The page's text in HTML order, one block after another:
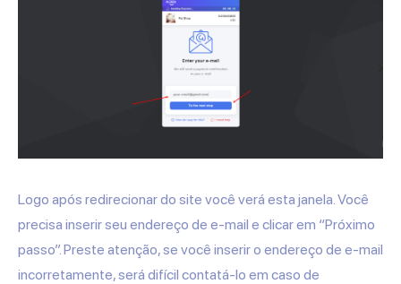
Logo após redirecionar do site você verá esta janela. Você
precisa inserir seu endereço de e-mail e clicar em “Próximo
passo”. Preste atenção, se você inserir o endereço de e-mail
incorretamente, será difícil contatá-lo em caso de